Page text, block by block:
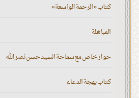
كتاب «الرحمة الواسعة»
المباهلة
حوار خاص مع سماحة السيد حسن نصر الله
كتاب بهجة الدعاء